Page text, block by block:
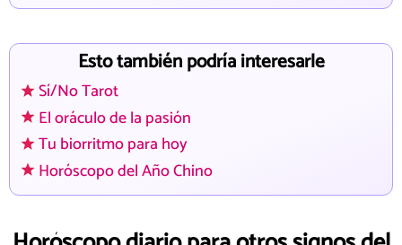
Esto también podría interesarle
Sí/No Tarot
El oráculo de la pasión
Tu biorritmo para hoy
Horóscopo del Año Chino